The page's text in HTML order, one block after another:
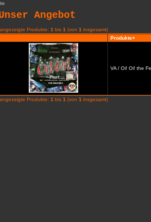
Angebot
angezeigte Produkte: 1 bis 1 (von 1 insgesamt)
Produkte+
VA / Oi! Oi! the
angezeigte Produkte: 1 bis 1 (von 1 insgesamt)